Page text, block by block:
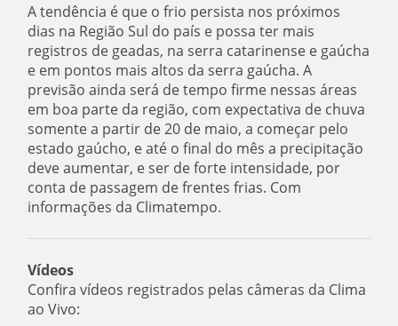
A tendência é que o frio persista nos próximos
dias na Região Sul do país e possa ter mais
registros de geadas, na serra catarinense e gaúcha
e em pontos mais altos da serra gaúcha. A
previsão ainda será de tempo firme nessas áreas
em boa parte da região, com expectativa de chuva
somente a partir de 20 de maio, a começar pelo
estado gaúcho, e até o final do mês a precipitação
deve aumentar, e ser de forte intensidade, por
conta de passagem de frentes frias. Com
informações da Climatempo.
Vídeos
Confira vídeos registrados pelas câmeras da Clima
ao Vivo: